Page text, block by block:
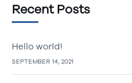
Recent Posts
Hello world!
SEPTEMBER 14, 2021